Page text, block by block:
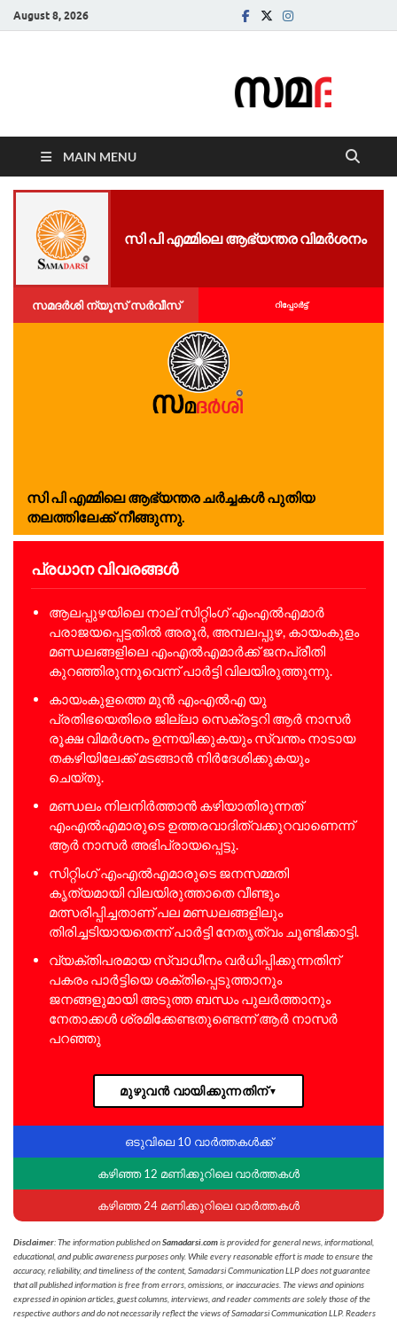
August 8, 2026
MAIN MENU
സി പി എമ്മിലെ ആഭ്യന്തര വിമർശനം
സമദർശി ന്യൂസ് സർവീസ് റിപ്പോര്‍ട്ട്
സി പി എമ്മിലെ ആഭ്യന്തര ചർച്ചകൾ പുതിയ
തലത്തിലേക്ക് നീങ്ങുന്നു.
പ്രധാന വിവരങ്ങൾ
ആലപ്പുഴയിലെ നാല് സിറ്റിംഗ് എംഎൽഎമാർ
പരാജയപ്പെട്ടതിൽ അരൂർ, അമ്പലപ്പുഴ, കായംകുളം
മണ്ഡലങ്ങളിലെ എംഎൽഎമാർക്ക് ജനപ്രീതി
കുറഞ്ഞിരുന്നുവെന്ന് പാർട്ടി വിലയിരുത്തുന്നു.
കായംകുളത്തെ മുൻ എംഎൽഎ യു
പ്രതിഭയെതിരെ ജില്ലാ സെക്രട്ടറി ആർ നാസർ
രൂക്ഷ വിമർശനം ഉന്നയിക്കുകയും സ്വന്തം നാടായ
തകഴിയിലേക്ക് മടങ്ങാൻ നിർദേശിക്കുകയും
ചെയ്തു.
മണ്ഡലം നിലനിർത്താൻ കഴിയാതിരുന്നത്
എംഎൽഎമാരുടെ ഉത്തരവാദിത്വക്കുറവാണെന്ന്
ആർ നാസർ അഭിപ്രായപ്പെട്ടു.
സിറ്റിംഗ് എംഎൽഎമാരുടെ ജനസമ്മതി
കൃത്യമായി വിലയിരുത്താതെ വീണ്ടും
മത്സരിപ്പിച്ചതാണ് പല മണ്ഡലങ്ങളിലും
തിരിച്ചടിയായതെന്ന് പാർട്ടി നേതൃത്വം ചൂണ്ടിക്കാട്ടി.
വ്യക്തിപരമായ സ്വാധീനം വർധിപ്പിക്കുന്നതിന്
പകരം പാർട്ടിയെ ശക്തിപ്പെടുത്താനും
ജനങ്ങളുമായി അടുത്ത ബന്ധം പുലർത്താനും
നേതാക്കൾ ശ്രമിക്കേണ്ടതുണ്ടെന്ന് ആർ നാസർ
പറഞ്ഞു
മുഴുവൻ വായിക്കുന്നതിന്▼
ഒടുവിലെ 10 വാർത്തകൾക്ക്
കഴിഞ്ഞ 12 മണിക്കൂറിലെ വാർത്തകൾ
കഴിഞ്ഞ 24 മണിക്കൂറിലെ വാർത്തകൾ
Disclaimer: The information published onSamadarsi.comis provided for general news, informational,
educational, and public awareness purposes only. While every reasonable effort is made to ensure the
accuracy, reliability, and timeliness of the content, Samadarsi Communication LLP does not guarantee
that all published information is free from errors, omissions, or inaccuracies. The views and opinions
expressed in opinion articles, guest columns, interviews, and reader comments are solely those of the
respective authors and do not necessarily reflect the views of Samadarsi Communication LLP. Readers